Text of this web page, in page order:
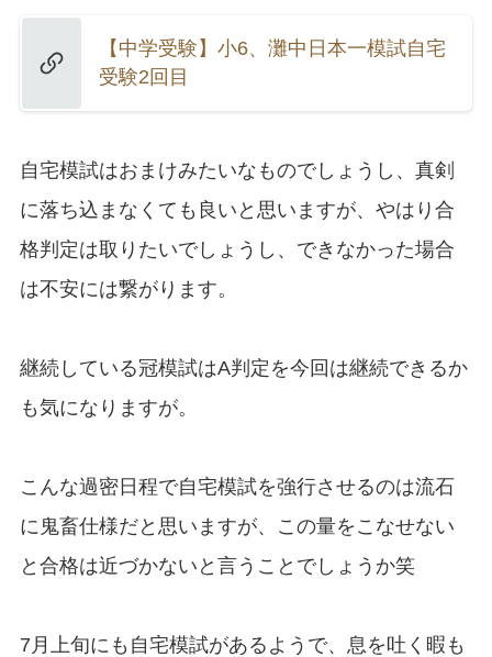
【中学受験】小6、灘中日本一模試自宅
受験2回目
自宅模試はおまけみたいなものでしょうし、真剣
に落ち込まなくても良いと思いますが、やはり合
格判定は取りたいでしょうし、できなかった場合
は不安には繋がります。
継続している冠模試はA判定を今回は継続できるか
も気になりますが。
こんな過密日程で自宅模試を強行させるのは流石
に鬼畜仕様だと思いますが、この量をこなせない
と合格は近づかないと言うことでしょうか笑
7月上旬にも自宅模試があるようで、息を吐く暇も